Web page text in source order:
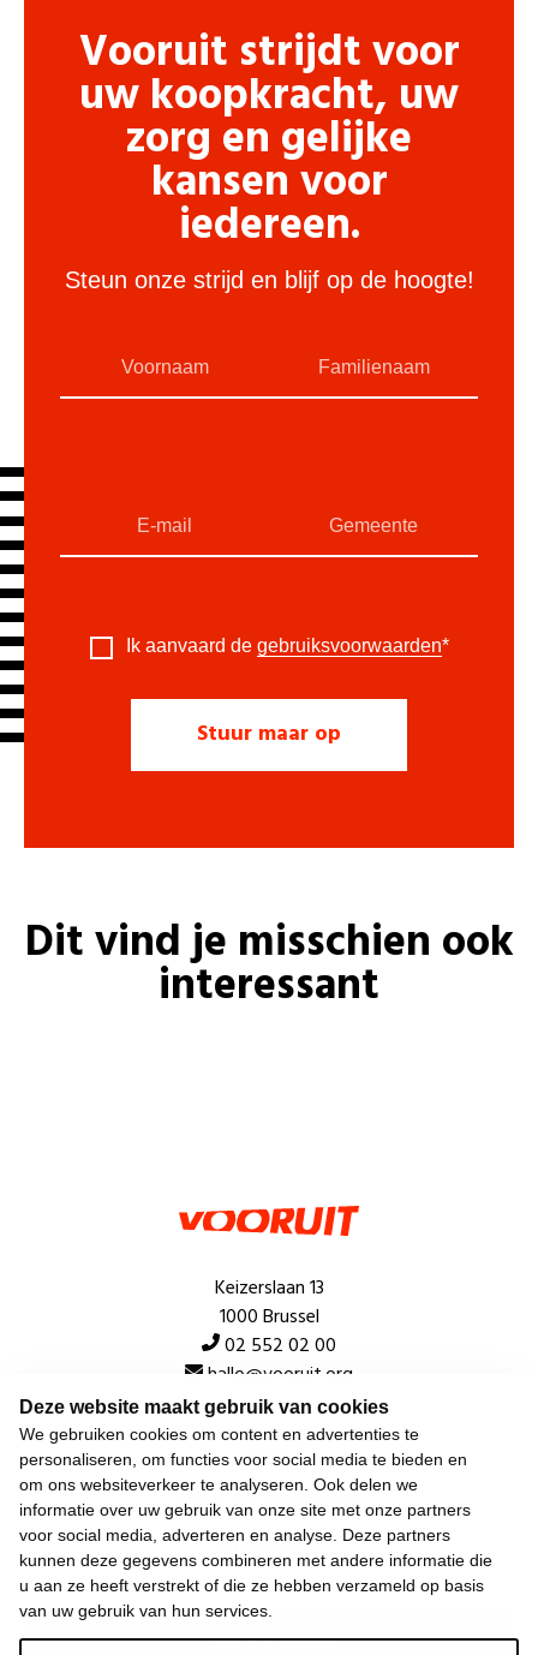
Deze website maakt gebruik van cookies
We gebruiken cookies om content en advertenties te
personaliseren, om functies voor social media te bieden en
om ons websiteverkeer te analyseren. Ook delen we
informatie over uw gebruik van onze site met onze partners
voor social media, adverteren en analyse. Deze partners
kunnen deze gegevens combineren met andere informatie die
u aan ze heeft verstrekt of die ze hebben verzameld op basis
van uw gebruik van hun services.
Vooruit strijdt voor
uw koopkracht, uw
zorg en gelijke
kansen voor
iedereen.
Steun onze strijd en blijf op de hoogte!
Ik aanvaard de gebruiksvoorwaarden*
Dit vind je misschien ook
interessant
Keizerslaan 13
1000 Brussel
02 552 02 00
hallo@vooruit.org
Snel
Over de beweging
Algemeen
Laatste nieuws